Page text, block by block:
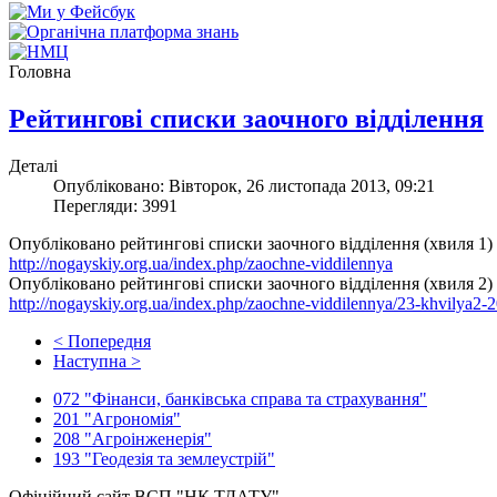
Головна
Рейтингові списки заочного відділення
Деталі
Опубліковано: Вівторок, 26 листопада 2013, 09:21
Перегляди: 3991
Опубліковано рейтингові списки заочного відділення (хвиля 1)
http://nogayskiy.org.ua/index.php/zaochne-viddilennya
Опубліковано рейтингові списки заочного відділення (хвиля 2)
http://nogayskiy.org.ua/index.php/zaochne-viddilennya/23-khvilya2-
< Попередня
Наступна >
072 "Фінанси, банківська справа та страхування"
201 "Агрономія"
208 "Агроінженерія"
193 "Геодезія та землеустрій"